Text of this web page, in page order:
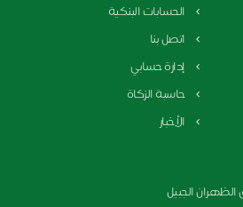
الحسابات البنكية
اتصل بنا
إدارة حسابي
حاسبة الزكاة
الأخبار
الجبيل